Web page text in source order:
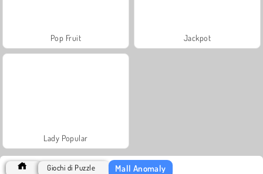
Pop Fruit Jackpot
Lady Popular
Giochi di Puzzle Mall Anomaly